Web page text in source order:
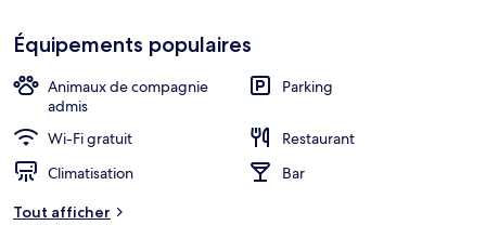
Équipements populaires
Animaux de compagnie
admis
Parking
Wi-Fi gratuit
Restaurant
Climatisation
Bar
Tout afficher